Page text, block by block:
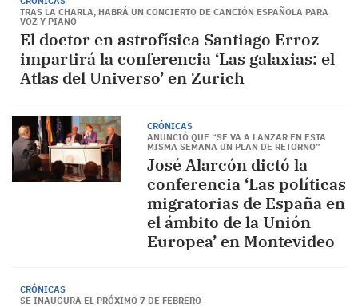
TRAS LA CHARLA, HABRÁ UN CONCIERTO DE CANCIÓN ESPAÑOLA PARA
VOZ Y PIANO
El doctor en astrofísica Santiago Erroz
impartirá la conferencia ‘Las galaxias: el
Atlas del Universo’ en Zurich
CRÓNICAS
ANUNCIÓ QUE “SE VA A LANZAR EN ESTA
MISMA SEMANA UN PLAN DE RETORNO”
José Alarcón dictó la
conferencia ‘Las políticas
migratorias de España en
el ámbito de la Unión
Europea’ en Montevideo
CRÓNICAS
SE INAUGURA EL PRÓXIMO 7 DE FEBRERO